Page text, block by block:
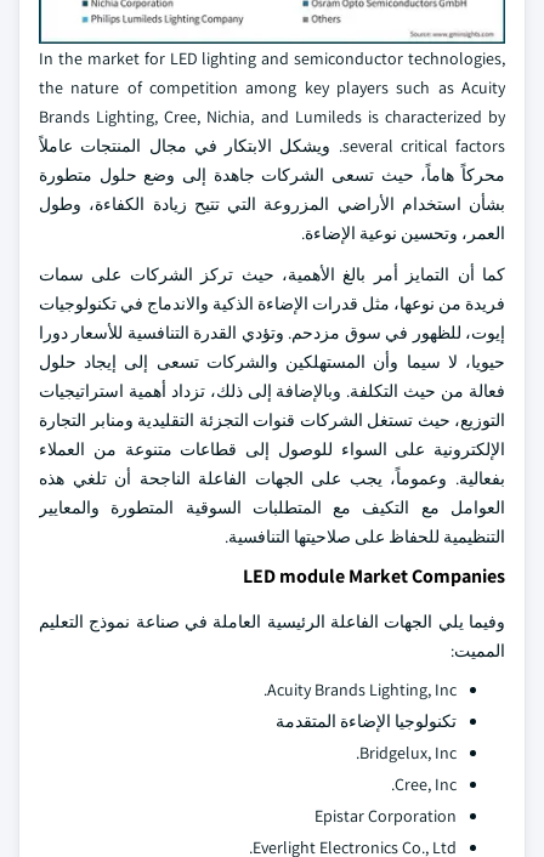
In the market for LED lighting and semiconductor technologies,
the nature of competition among key players such as Acuity
Brands Lighting, Cree, Nichia, and Lumileds is characterized by
several critical factors. ويشكل الابتكار في مجال المنتجات عاملاً
محركاً هاماً، حيث تسعى الشركات جاهدة إلى وضع حلول متطورة
بشأن استخدام الأراضي المزروعة التي تتيح زيادة الكفاءة، وطول
العمر، وتحسين نوعية الإضاءة.
كما أن التمايز أمر بالغ الأهمية، حيث تركز الشركات على سمات
فريدة من نوعها، مثل قدرات الإضاءة الذكية والاندماج في تكنولوجيات
إيوت، للظهور في سوق مزدحم. وتؤدي القدرة التنافسية للأسعار دورا
حيويا، لا سيما وأن المستهلكين والشركات تسعى إلى إيجاد حلول
فعالة من حيث التكلفة. وبالإضافة إلى ذلك، تزداد أهمية استراتيجيات
التوزيع، حيث تستغل الشركات قنوات التجزئة التقليدية ومنابر التجارة
الإلكترونية على السواء للوصول إلى قطاعات متنوعة من العملاء
بفعالية. وعموماً، يجب على الجهات الفاعلة الناجحة أن تلغي هذه
العوامل مع التكيف مع المتطلبات السوقية المتطورة والمعايير
التنظيمية للحفاظ على صلاحيتها التنافسية.
LED module Market Companies
وفيما يلي الجهات الفاعلة الرئيسية العاملة في صناعة نموذج التعليم
المميت:
Acuity Brands Lighting, Inc.
تكنولوجيا الإضاءة المتقدمة
Bridgelux, Inc.
Cree, Inc.
Epistar Corporation
Everlight Electronics Co., Ltd.